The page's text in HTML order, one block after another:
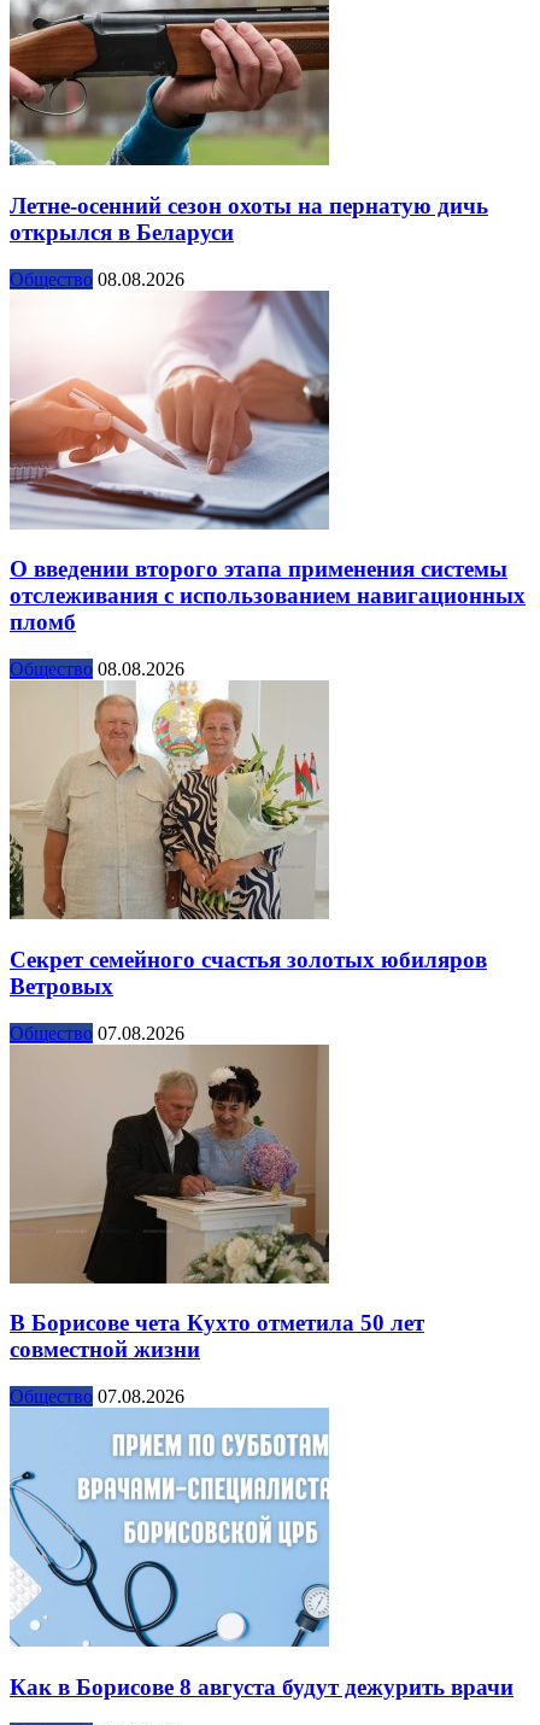
Летне-осенний сезон охоты на пернатую дичь
открылся в Беларуси
Общество 08.08.2026
О введении второго этапа применения системы
отслеживания с использованием навигационных
пломб
Общество 08.08.2026
Секрет семейного счастья золотых юбиляров
Ветровых
Общество 07.08.2026
В Борисове чета Кухто отметила 50 лет
совместной жизни
Общество 07.08.2026
Как в Борисове 8 августа будут дежурить врачи